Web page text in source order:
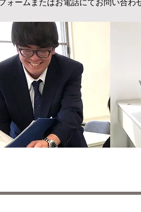
ォームまたはお電話にてお問い合わ